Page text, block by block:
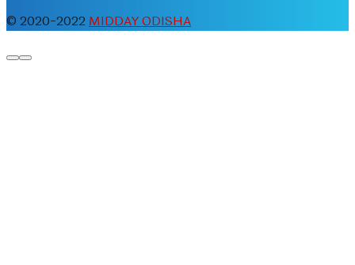
© 2020-2022 MIDDAY ODISHA